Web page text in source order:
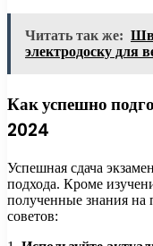
Читать так же:
электродоску для
Как успешно
2024
Успешная сдача
подхода. Кроме
полученные знания на
советов: